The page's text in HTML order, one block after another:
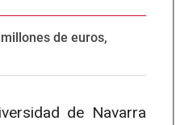
de euros,
de Navarra